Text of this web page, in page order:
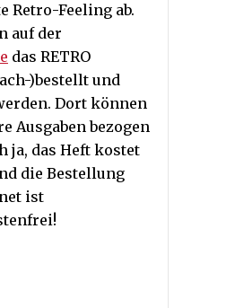
Retro-Feeling ab.
auf der
das RETRO
)bestellt und
Dort können
Ausgaben bezogen
ja, das Heft kostet
die Bestellung
ist